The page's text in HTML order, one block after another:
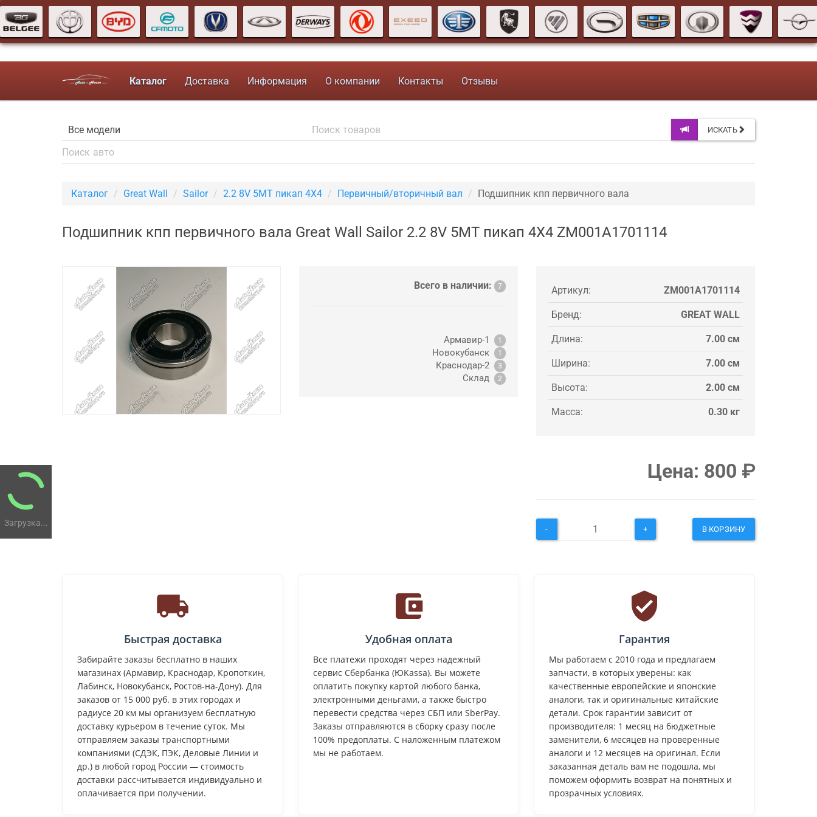
Загрузка...
Каталог Доставка Информация О компании Контакты Отзывы
ИСКАТЬ
Каталог Great Wall Sailor 2.2 8V 5MT пикап 4X4 Первичный/вторичный вал Подшипник кпп первичного вала
Подшипник кпп первичного вала Great Wall Sailor 2.2 8V 5MT пикап 4X4 ZM001A1701114
Всего в наличии: 7
Армавир-1 1
Новокубанск 1
Краснодар-2 3
Склад 2
Артикул: ZM001A1701114
Бренд: GREAT WALL
Длина: 7.00 см
Ширина: 7.00 см
Высота: 2.00 см
Масса: 0.30 кг
Цена: 800 ₽
- + В КОРЗИНУ
Быстрая доставка
Забирайте заказы бесплатно в наших
магазинах (Армавир, Краснодар, Кропоткин,
Лабинск, Новокубанск, Ростов-на-Дону). Для
заказов от 15 000 руб. в этих городах и
радиусе 20 км мы организуем бесплатную
доставку курьером в течение суток. Мы
отправляем заказы транспортными
компаниями (СДЭК, ПЭК, Деловые Линии и
др.) в любой город России — стоимость
доставки рассчитывается индивидуально и
оплачивается при получении.
Удобная оплата
Все платежи проходят через надежный
сервис Сбербанка (ЮKassa). Вы можете
оплатить покупку картой любого банка,
электронными деньгами, а также быстро
перевести средства через СБП или SberPay.
Заказы отправляются в сборку сразу после
100% предоплаты. С наложенным платежом
мы не работаем.
Гарантия
Мы работаем с 2010 года и предлагаем
запчасти, в которых уверены: как
качественные европейские и японские
аналоги, так и оригинальные китайские
детали. Срок гарантии зависит от
производителя: 1 месяц на бюджетные
заменители, 6 месяцев на проверенные
аналоги и 12 месяцев на оригинал. Если
заказанная деталь вам не подошла, мы
поможем оформить возврат на понятных и
прозрачных условиях.